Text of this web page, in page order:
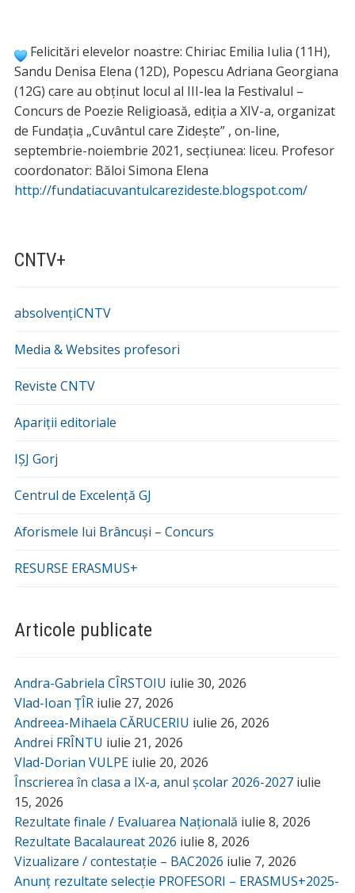
CNTV+
absolvențiCNTV
Media & Websites profesori
Reviste CNTV
Apariții editoriale
IȘJ Gorj
Centrul de Excelență GJ
Aforismele lui Brâncuși – Concurs
RESURSE ERASMUS+
Articole publicate
Andra-Gabriela CÎRSTOIU iulie 30, 2026
Vlad-Ioan ȚÎR iulie 27, 2026
Andreea-Mihaela CĂRUCERIU iulie 26, 2026
Andrei FRÎNTU iulie 21, 2026
Vlad-Dorian VULPE iulie 20, 2026
Înscrierea în clasa a IX-a, anul școlar 2026-2027 iulie
15, 2026
Rezultate finale / Evaluarea Națională iulie 8, 2026
Rezultate Bacalaureat 2026 iulie 8, 2026
Vizualizare / contestație – BAC2026 iulie 7, 2026
Anunț rezultate selecție PROFESORI – ERASMUS+2025-
Felicitări elevelor noastre: Chiriac Emilia Iulia (11H),
Sandu Denisa Elena (12D), Popescu Adriana Georgiana
(12G) care au obținut locul al III-lea la Festivalul –
Concurs de Poezie Religioasă, ediţia a XIV-a, organizat
de Fundaţia „Cuvântul care Zideşte” , on-line,
septembrie-noiembrie 2021, secțiunea: liceu. Profesor
coordonator: Băloi Simona Elena
http://fundatiacuvantulcarezideste.blogspot.com/